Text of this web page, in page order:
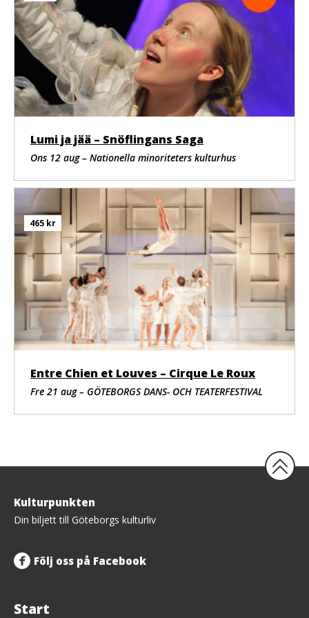
Namn offentliggörs vid senare tillfälle
Konstnärligt team
Koncept och regi
Romeo Castellucci
Baserad på text av
Jean Racine
Musik
Kostym
Iris van Herpen
Silvano Voltolina
Dramaturgi
Bernard Pautrat
Teknik
Teknisk ledning
Eugenio Resta, Lorenzo Camera, Carmen Castellucci,
Francesca Di Serio, Gionni Gardini
Scentekniker
Andrei Benchea, Stefano Valandro
Ljusoperatör
Andrea Sanson
Claudio Tortorici
Ljusbordstekniker
Chiara Venturini, Madeleine Tessier (scen)
Hår och mask
Produktionsledning
Benedetta Briglia, Marko Rankov
Turnéledning
Organisation
Caterina Soranzo
Körledning
Lumi ja jää – Snöflingans Saga
Ons 12 aug – Nationella minoriteters kulturhus
465 kr
Entre Chien et Louves – Cirque Le Roux
Fre 21 aug – GÖTEBORGS DANS- OCH TEATERFESTIVAL
Tillbaka
upp
Kulturpunkten
Din biljett till Göteborgs kulturliv
Följ oss på Facebook
Start